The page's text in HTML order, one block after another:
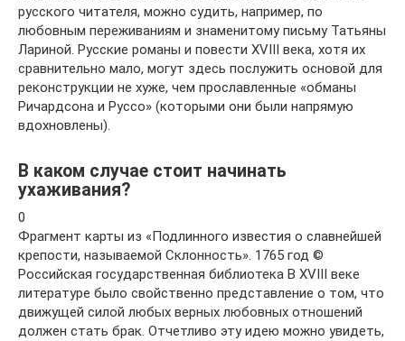
русского читателя, можно судить, например, по
любовным переживаниям и знаменитому письму Татьяны
Лариной. Русские романы и повести XVIII века, хотя их
сравнительно мало, могут здесь послужить основой для
реконструкции не хуже, чем прославленные «обманы
Ричардсона и Руссо» (которыми они были напрямую
вдохновлены).
В каком случае стоит начинать
ухаживания?
0
Фрагмент карты из «Подлинного известия о славнейшей
крепости, называемой Склонность». 1765 год ©
Российская государственная библиотека В XVIII веке
литературе было свойственно представление о том, что
движущей силой любых верных любовных отношений
должен стать брак. Отчетливо эту идею можно увидеть,